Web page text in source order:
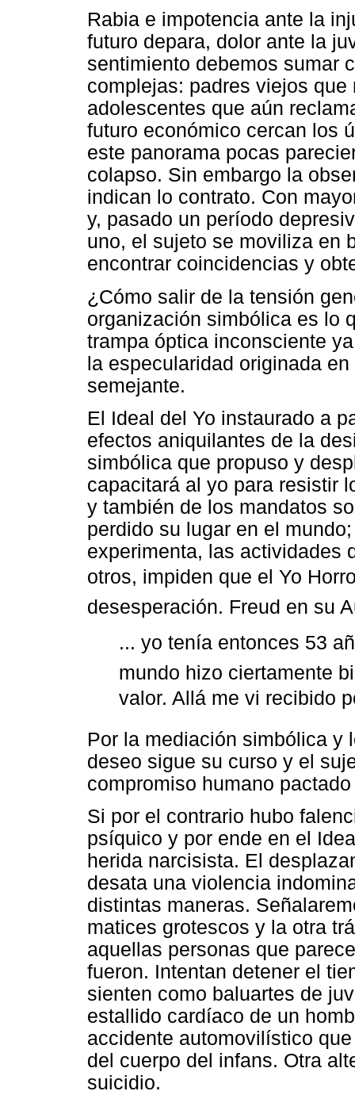
Rabia e impotencia ante la
futuro depara, dolor ante la
sentimiento debemos sumar
complejas: padres viejos
adolescentes que aún
futuro económico cercan los
este panorama pocas
colapso. Sin embargo la
indican lo contrato. Con
y, pasado un período
uno, el sujeto se moviliza en
encontrar coincidencias y
¿Cómo salir de la tensión
organización simbólica es lo
trampa óptica inconsciente
la especularidad originada
semejante.
El Ideal del Yo instaurado a
efectos aniquilantes de la
simbólica que propuso y
capacitará al yo para resistir
y también de los mandatos
perdido su lugar en el
experimenta, las actividades
otros, impiden que el Yo
desesperación. Freud en su
... yo tenía entonces 53
mundo hizo ciertamente
valor. Allá me vi recibido
Por la mediación simbólica y
deseo sigue su curso y el
compromiso humano
Si por el contrario hubo
psíquico y por ende en el
herida narcisista. El
desata una violencia
distintas maneras.
matices grotescos y la otra
aquellas personas que
fueron. Intentan detener el
sienten como baluartes de
estallido cardíaco de un
accidente automovilístico
del cuerpo del infans. Otra
suicidio.